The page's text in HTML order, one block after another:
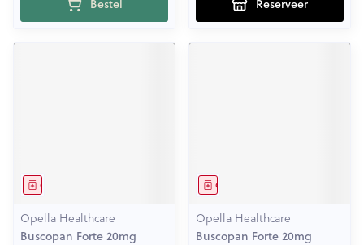
Bestel Reserveer
Geneesmiddel
Opella Healthcare
Buscopan Forte 20mg
Geneesmiddel
Opella Healthcare
Buscopan Forte 20mg